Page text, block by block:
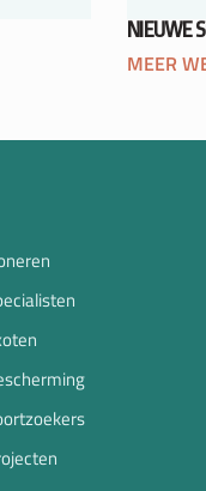
NIEUWE
MEER